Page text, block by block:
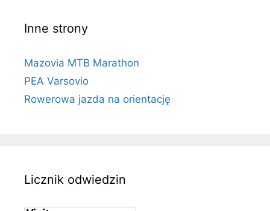
Inne strony
Mazovia MTB Marathon
PEA Varsovio
Rowerowa jazda na orientację
Licznik odwiedzin